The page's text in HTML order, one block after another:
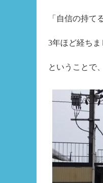
「自信の持て
3年ほど経ちま
ということで